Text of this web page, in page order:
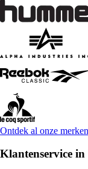
Ontdek al onze merken
Klantenservice